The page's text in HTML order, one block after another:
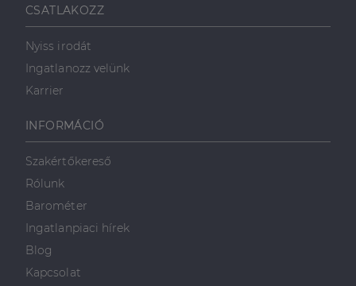
CSATLAKOZZ
Nyiss irodát
Ingatlanozz velünk
Karrier
INFORMÁCIÓ
Szakértőkereső
Rólunk
Barométer
Ingatlanpiaci hírek
Blog
Kapcsolat